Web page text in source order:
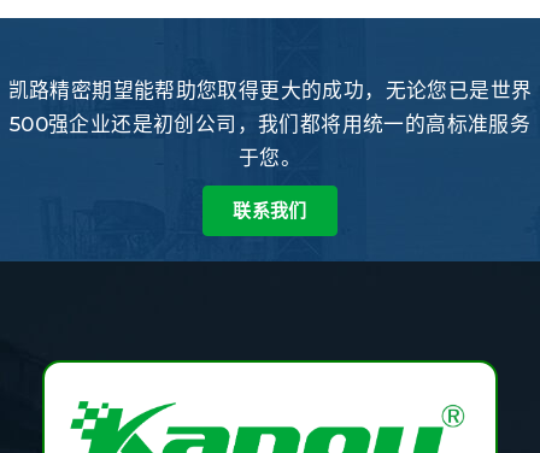
凯路精密期望能帮助您取得更大的成功，无论您已是世界
500强企业还是初创公司，我们都将用统一的高标准服务
于您。
联系我们